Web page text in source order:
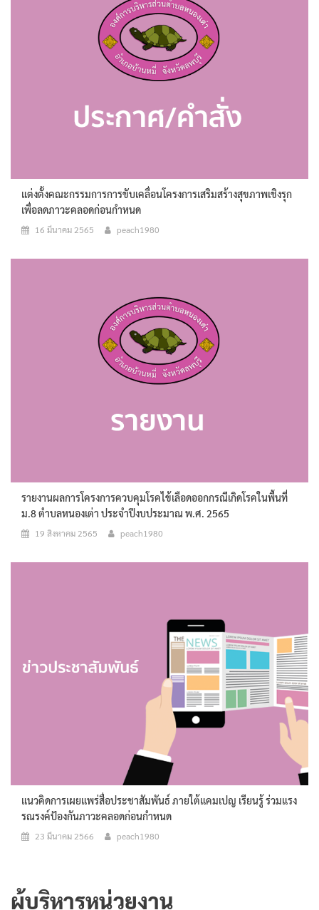
แต่งตั้งคณะกรรมการการขับเคลื่อนโครงการเสริมสร้างสุขภาพเชิงรุก
เพื่อลดภาวะคลอดก่อนกำหนด
16 มีนาคม 2565 peach1980
รายงานผลการโครงการควบคุมโรคไข้เลือดออกกรณีเกิดโรคในพื้นที่
ม.8 ตำบลหนองเต่า ประจำปีงบประมาณ พ.ศ. 2565
19 สิงหาคม 2565 peach1980
แนวคิดการเผยแพร่สื่อประชาสัมพันธ์ ภายใต้แคมเปญ เรียนรู้ ร่วมแรง
รณรงค์ป้องกันภาวะคลอดก่อนกำหนด
23 มีนาคม 2566 peach1980
ผู้บริหารหน่วยงาน